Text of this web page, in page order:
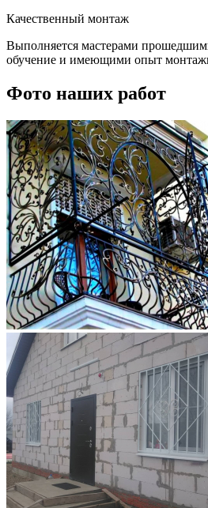
Качественный монтаж
Выполняется мастерами
обучение и имеющими опыт
Фото наших работ